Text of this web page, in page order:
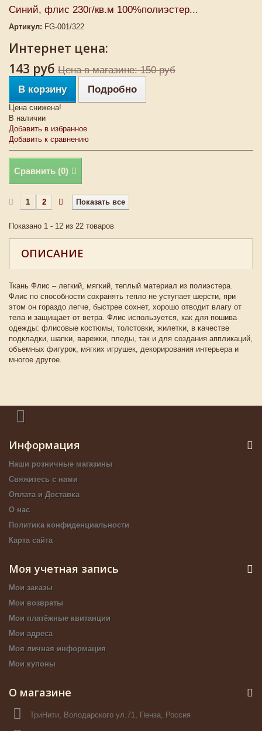
Синий, флис 230г/кв.м 100%полиэстер...
Артикул: FG-001/322
Интернет цена:
143 руб Цена в магазине: 150 руб
В корзину
Подробно
Цена снижена!
В наличии
Добавить в избранное
Добавить к сравнению
Сравнить (0)
Показать все
1 2
Показано 1 - 12 из 22 товаров
ОПИСАНИЕ
Ткань Флис – легкий, мягкий, теплый материал из полиэстера.
Флис по способности сохранять тепло не уступает шерсти, при
этом он гораздо легче, быстрее сохнет, хорошо отводит влагу от
тела и защищает от ветра. Флис используется, как для пошива
одежды: флисовые костюмы, толстовки, жилетки, в качестве
подкладки, шапки, варежки, пледы, так и для создания аппликаций,
объемных фигурок, мягких игрушек, декорирования интерьера и
многое другое.
Информация
Наши розничные магазины
Свяжитесь с нами
Оплата и Доставка
О нас
Политика конфиденциальности
Карта сайта
Моя учетная запись
Мои заказы
Мои возвраты
Мои платёжные квитанции
Мои адреса
Моя личная информация
Мои купоны
О магазине
ТриНити, Володарского ул.71, Пенза, Россия